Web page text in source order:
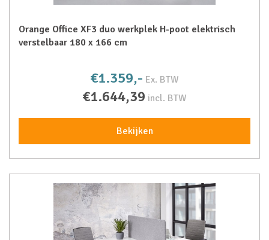
Orange Office XF3 duo werkplek H-poot elektrisch
verstelbaar 180 x 166 cm
€1.359,- Ex. BTW
€1.644,39 incl. BTW
Bekijken